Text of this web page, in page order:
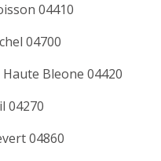
04410
04700
Bleone 04420
04270
04860